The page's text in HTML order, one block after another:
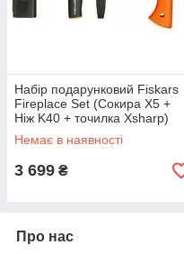
Набір подарунковий Fiskars
Fireplace Set (Сокира X5 +
Ніж K40 + точилка Xsharp)
(1057913)
Немає в наявності
3 699 ₴
Про нас